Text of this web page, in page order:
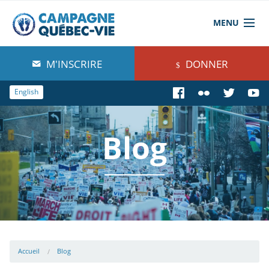
MENU
À propos de nous
Blog
Comprendre
Agir
Boutique
M'INSCRIRE DONNER
English
Blog
Accueil Blog